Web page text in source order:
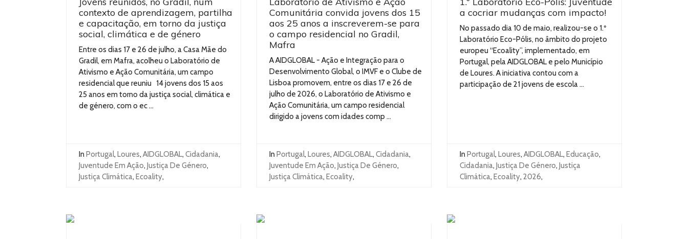
contexto de aprendizagem, partilha
e capacitação, em torno da justiça
social, climática e de género
Entre os dias 17 e 26 de julho, a Casa Mãe do
Gradil, em Mafra, acolheu o Laboratório de
Ativismo e Ação Comunitária, um campo
residencial que reuniu 14 jovens dos 15 aos
25 anos em torno da justiça social, climática e
de género, com o ec ...
In Portugal, Loures, AIDGLOBAL, Cidadania,
Juventude Em Ação, Justiça De Género,
Justiça Climática, Ecoality,
Comunitária convida jovens dos 15
aos 25 anos a inscreverem-se para
o campo residencial no Gradil,
Mafra
A AIDGLOBAL - Ação e Integração para o
Desenvolvimento Global, o IMVF e o Clube de
Lisboa promovem, entre os dias 17 e 26 de
julho de 2026, o Laboratório de Ativismo e
Ação Comunitária, um campo residencial
dirigido a jovens com idades comp ...
In Portugal, Loures, AIDGLOBAL, Cidadania,
Juventude Em Ação, Justiça De Género,
Justiça Climática, Ecoality,
a cocriar mudanças com impacto!
No passado dia 10 de maio, realizou-se o 1.º
Laboratório Eco-Pólis, no âmbito do projeto
europeu “Ecoality”, implementado, em
Portugal, pela AIDGLOBAL e pelo Município
de Loures. A iniciativa contou com a
participação de 21 jovens de escola ...
In Portugal, Loures, AIDGLOBAL, Educação,
Cidadania, Justiça De Género, Justiça
Climática, Ecoality, 2026,